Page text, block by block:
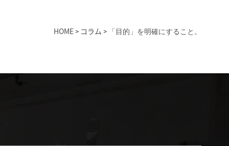
HOME > コラム > 「目的」を明確にすること。